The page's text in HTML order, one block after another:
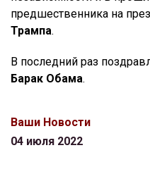
предшественника на
Трампа.
В последний раз
Барак Обама.
Ваши Новости
04 июля 2022